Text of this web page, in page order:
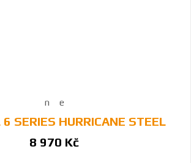
SERIES HURRICANE STEEL
8 970 Kč